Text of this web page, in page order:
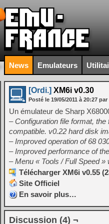
News Emulateurs
[Ordi.] XM6i v0.30
Posté le 19/05/2011 à 20:27 par
Un émulateur de Sharp
– Configuration file format,
compatible. v0.22 hard disk
– Improved operation of 68
– Improved performance of
– Menu « Tools / Full Speed »
Télécharger XM6i v0.55
Site Officiel
En savoir plus…
Discussion (4) ¬